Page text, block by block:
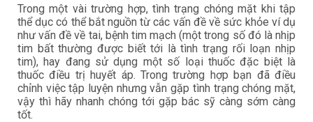
Trong một vài trường hợp, tình trạng chóng mặt khi tập
thể dục có thể bắt nguồn từ các vấn đề về sức khỏe ví dụ
như vấn đề về tai, bệnh tim mạch (một trong số đó là nhịp
tim bất thường được biết tới là tình trạng rối loạn nhịp
tim), hay đang sử dụng một số loại thuốc đặc biệt là
thuốc điều trị huyết áp. Trong trường hợp bạn đã điều
chỉnh việc tập luyện nhưng vẫn gặp tình trạng chóng mặt,
vậy thì hãy nhanh chóng tới gặp bác sỹ càng sớm càng
tốt.